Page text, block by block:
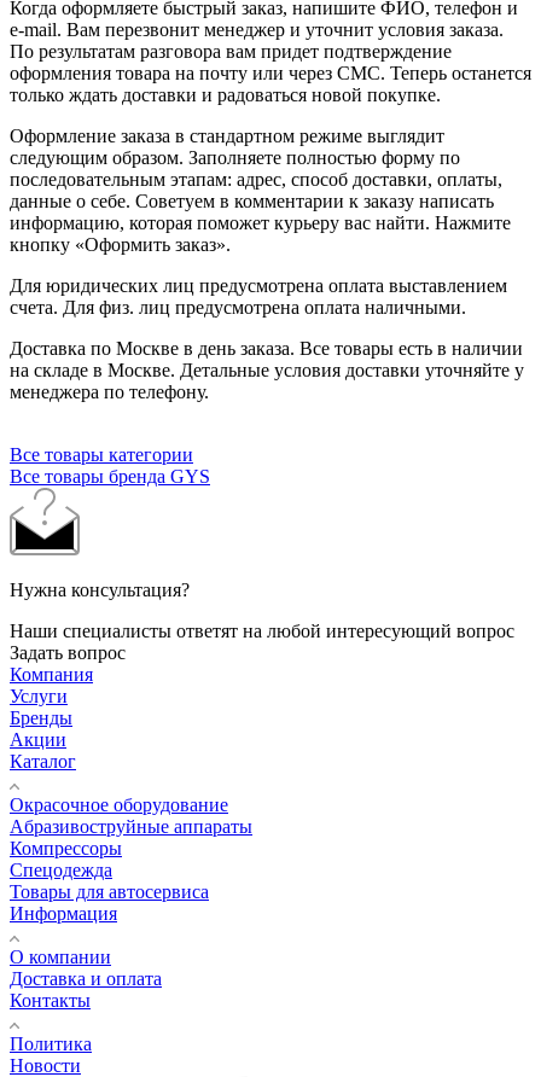
Когда оформляете быстрый заказ, напишите ФИО, телефон и
e-mail. Вам перезвонит менеджер и уточнит условия заказа.
По результатам разговора вам придет подтверждение
оформления товара на почту или через СМС. Теперь останется
только ждать доставки и радоваться новой покупке.
Оформление заказа в стандартном режиме выглядит
следующим образом. Заполняете полностью форму по
последовательным этапам: адрес, способ доставки, оплаты,
данные о себе. Советуем в комментарии к заказу написать
информацию, которая поможет курьеру вас найти. Нажмите
кнопку «Оформить заказ».
Для юридических лиц предусмотрена оплата выставлением
счета. Для физ. лиц предусмотрена оплата наличными.
Доставка по Москве в день заказа. Все товары есть в наличии
на складе в Москве. Детальные условия доставки уточняйте у
менеджера по телефону.
Все товары категории
Все товары бренда GYS
Нужна консультация?
Наши специалисты ответят на любой интересующий вопрос
Задать вопрос
Компания
Услуги
Бренды
Акции
Каталог
Окрасочное оборудование
Aбразивоструйные аппараты
Компрессоры
Спецодежда
Товары для автосервиса
Информация
О компании
Доставка и оплата
Контакты
Политика
Новости